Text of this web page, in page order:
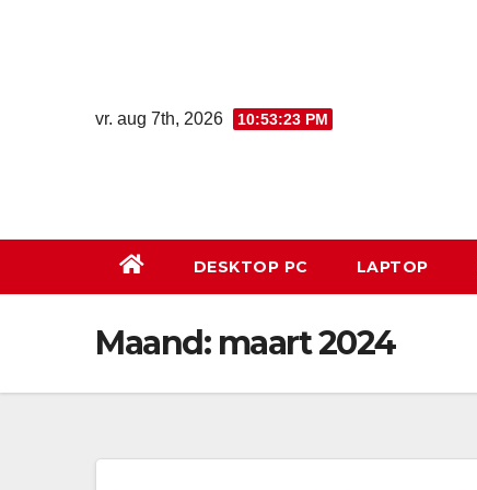
vr. aug 7th, 2026 10:53:24 PM
DESKTOP PC LAPTOP
Maand: maart 2024